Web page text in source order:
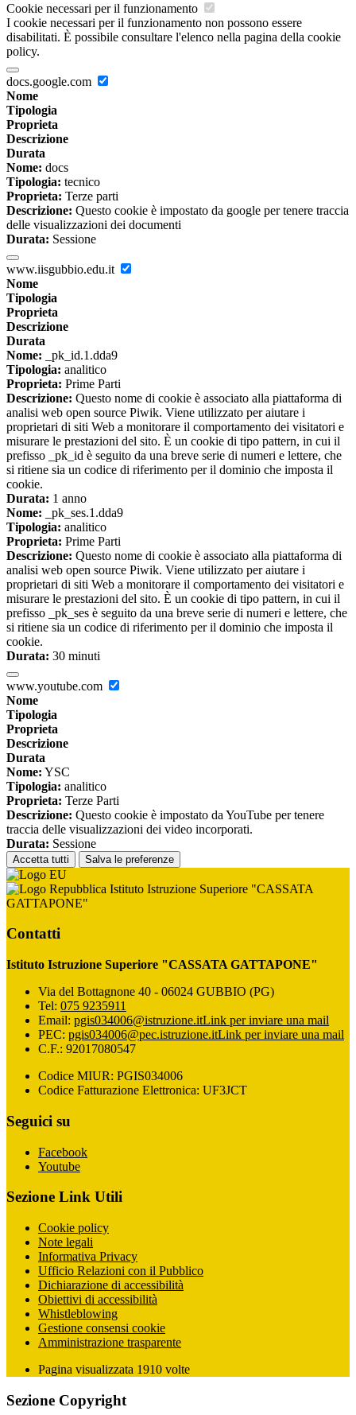
Cookie necessari per il funzionamento
I cookie necessari per il funzionamento non possono essere
disabilitati. È possibile consultare l'elenco nella pagina della cookie
policy.
docs.google.com
Nome
Tipologia
Proprieta
Descrizione
Durata
Nome: docs
Tipologia: tecnico
Proprieta: Terze parti
Descrizione: Questo cookie è impostato da google per tenere traccia
delle visualizzazioni dei documenti
Durata: Sessione
www.iisgubbio.edu.it
Nome
Tipologia
Proprieta
Descrizione
Durata
Nome: _pk_id.1.dda9
Tipologia: analitico
Proprieta: Prime Parti
Descrizione: Questo nome di cookie è associato alla piattaforma di
analisi web open source Piwik. Viene utilizzato per aiutare i
proprietari di siti Web a monitorare il comportamento dei visitatori e
misurare le prestazioni del sito. È un cookie di tipo pattern, in cui il
prefisso _pk_id è seguito da una breve serie di numeri e lettere, che
si ritiene sia un codice di riferimento per il dominio che imposta il
cookie.
Durata: 1 anno
Nome: _pk_ses.1.dda9
Tipologia: analitico
Proprieta: Prime Parti
Descrizione: Questo nome di cookie è associato alla piattaforma di
analisi web open source Piwik. Viene utilizzato per aiutare i
proprietari di siti Web a monitorare il comportamento dei visitatori e
misurare le prestazioni del sito. È un cookie di tipo pattern, in cui il
prefisso _pk_ses è seguito da una breve serie di numeri e lettere, che
si ritiene sia un codice di riferimento per il dominio che imposta il
cookie.
Durata: 30 minuti
www.youtube.com
Nome
Tipologia
Proprieta
Descrizione
Durata
Nome: YSC
Tipologia: analitico
Proprieta: Terze Parti
Descrizione: Questo cookie è impostato da YouTube per tenere
traccia delle visualizzazioni dei video incorporati.
Durata: Sessione
Accetta tutti Salva le preferenze
Istituto Istruzione Superiore "CASSATA
GATTAPONE"
Contatti
Istituto Istruzione Superiore "CASSATA GATTAPONE"
Via del Bottagnone 40 - 06024 GUBBIO (PG)
Tel: 075 9235911
Email: pgis034006@istruzione.itLink per inviare una mail
PEC: pgis034006@pec.istruzione.itLink per inviare una mail
C.F.: 92017080547
Codice MIUR: PGIS034006
Codice Fatturazione Elettronica: UF3JCT
Seguici su
Facebook
Youtube
Sezione Link Utili
Cookie policy
Note legali
Informativa Privacy
Ufficio Relazioni con il Pubblico
Dichiarazione di accessibilità
Obiettivi di accessibilità
Whistleblowing
Gestione consensi cookie
Amministrazione trasparente
Pagina visualizzata 1910 volte
Sezione Copyright